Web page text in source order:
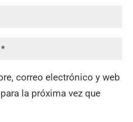
correo electrónico y web
la próxima vez que